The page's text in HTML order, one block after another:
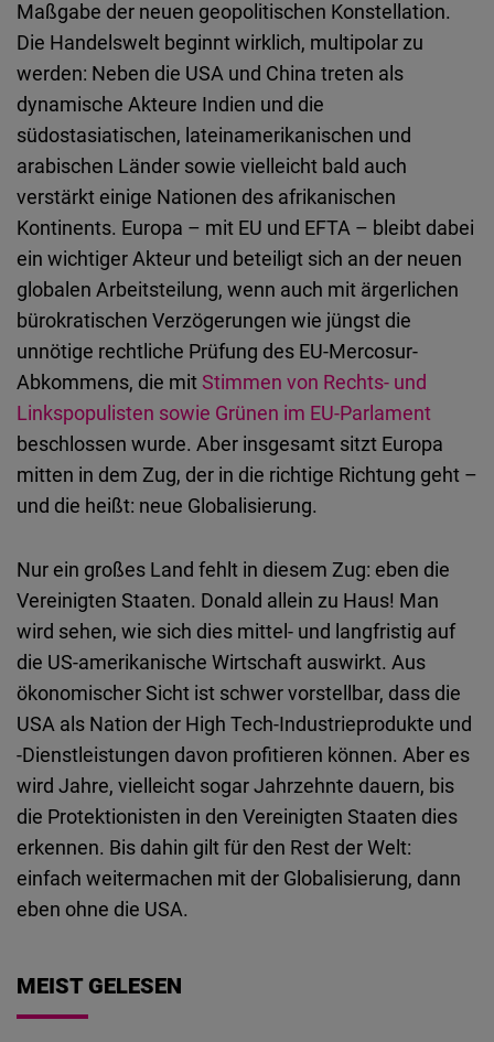
Maßgabe der neuen geopolitischen Konstellation.
Die Handelswelt beginnt wirklich, multipolar zu
werden: Neben die USA und China treten als
dynamische Akteure Indien und die
südostasiatischen, lateinamerikanischen und
arabischen Länder sowie vielleicht bald auch
verstärkt einige Nationen des afrikanischen
Kontinents. Europa – mit EU und EFTA – bleibt dabei
ein wichtiger Akteur und beteiligt sich an der neuen
globalen Arbeitsteilung, wenn auch mit ärgerlichen
bürokratischen Verzögerungen wie jüngst die
unnötige rechtliche Prüfung des EU-Mercosur-
Abkommens, die mitStimmen von Rechts- und
Linkspopulisten sowie Grünen im EU-Parlament
beschlossen wurde. Aber insgesamt sitzt Europa
mitten in dem Zug, der in die richtige Richtung geht –
und die heißt: neue Globalisierung.
Nur ein großes Land fehlt in diesem Zug: eben die
Vereinigten Staaten. Donald allein zu Haus! Man
wird sehen, wie sich dies mittel- und langfristig auf
die US-amerikanische Wirtschaft auswirkt. Aus
ökonomischer Sicht ist schwer vorstellbar, dass die
USA als Nation der High Tech-Industrieprodukte und
-Dienstleistungen davon profitieren können. Aber es
wird Jahre, vielleicht sogar Jahrzehnte dauern, bis
die Protektionisten in den Vereinigten Staaten dies
erkennen. Bis dahin gilt für den Rest der Welt:
einfach weitermachen mit der Globalisierung, dann
eben ohne die USA.
MEIST GELESEN